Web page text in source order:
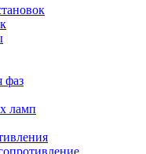
фаз
ламп